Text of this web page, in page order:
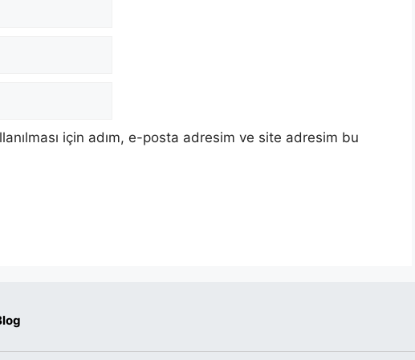
için adım, e-posta adresim ve site adresim bu